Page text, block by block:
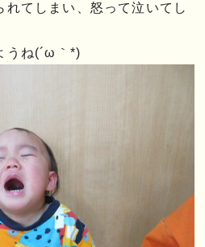
れてしまい、怒って泣いてし
うね(´ω｀*)